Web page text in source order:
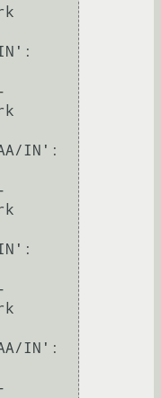
IN':
IN':